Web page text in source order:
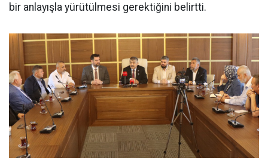
bir anlayışla yürütülmesi gerektiğini belirtti.